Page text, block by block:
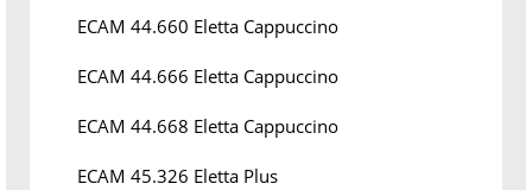
ECAM 44.660 Eletta Cappuccino
ECAM 44.666 Eletta Cappuccino
ECAM 44.668 Eletta Cappuccino
ECAM 45.326 Eletta Plus